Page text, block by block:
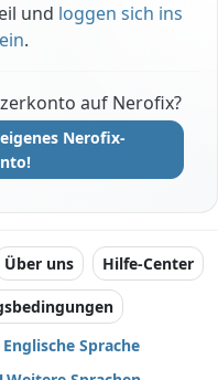
und loggen sich ins
.
auf Nerofix?
Nerofix-
Über uns Hilfe-Center
Englische Sprache